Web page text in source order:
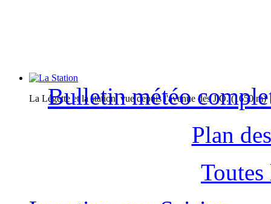
La Légette et la station, vue depuis l'avenue des J.O. (1650 m)
Bulletin météo
Plan
Toutes